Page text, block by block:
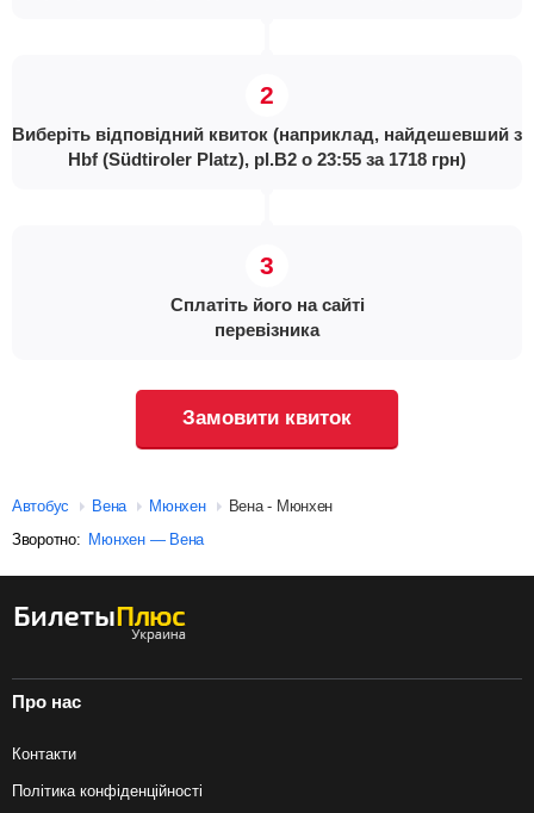
Виберіть відповідний квиток (наприклад, найдешевший з
Hbf (Südtiroler Platz), pl.B2 о 23:55 за 1718 грн)
Сплатіть його на сайті
перевізника
Замовити квиток
Автобус Вена Мюнхен
Вена - Мюнхен
Зворотно: Мюнхен — Вена
Про нас
Контакти
Політика конфіденційності